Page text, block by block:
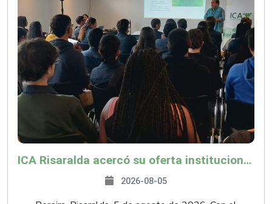
ICA Risaralda acercó su oferta institucional a productores y emprendedores en Expocamello
2026-08-05